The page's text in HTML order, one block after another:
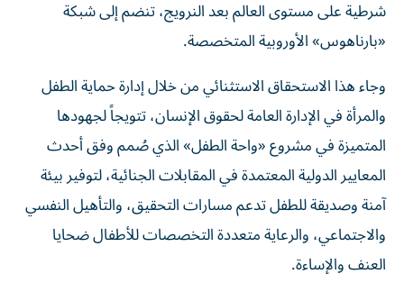
شرطية على مستوى العالم بعد النرويج، تنضم إلى شبكة
«بارناهوس» الأوروبية المتخصصة.
وجاء هذا الاستحقاق الاستثنائي من خلال إدارة حماية الطفل
والمرأة في الإدارة العامة لحقوق الإنسان، تتويجاً لجهودها
المتميزة في مشروع «واحة الطفل» الذي صُمم وفق أحدث
المعايير الدولية المعتمدة في المقابلات الجنائية، لتوفير بيئة
آمنة وصديقة للطفل تدعم مسارات التحقيق، والتأهيل النفسي
والاجتماعي، والرعاية متعددة التخصصات للأطفال ضحايا
العنف والإساءة.